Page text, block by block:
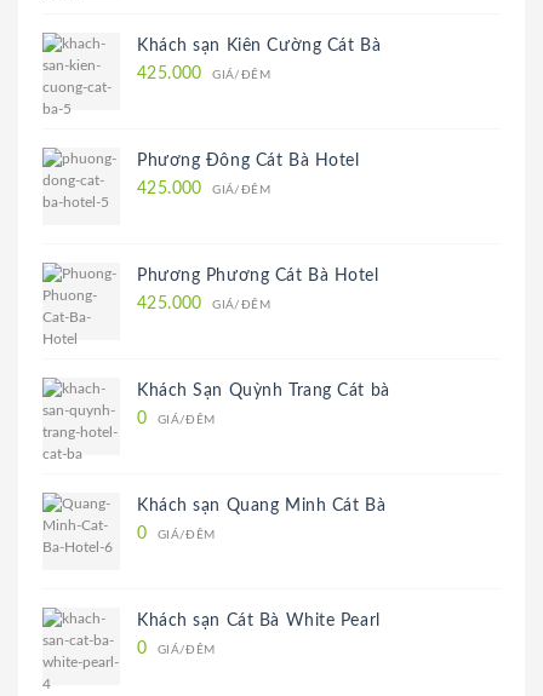
Khách sạn Kiên Cường Cát Bà
425.000
GIÁ/ĐÊM
Phương Đông Cát Bà Hotel
425.000
GIÁ/ĐÊM
Phương Phương Cát Bà Hotel
425.000
GIÁ/ĐÊM
Khách Sạn Quỳnh Trang Cát bà
0
GIÁ/ĐÊM
Khách sạn Quang Minh Cát Bà
0
GIÁ/ĐÊM
Khách sạn Cát Bà White Pearl
0
GIÁ/ĐÊM